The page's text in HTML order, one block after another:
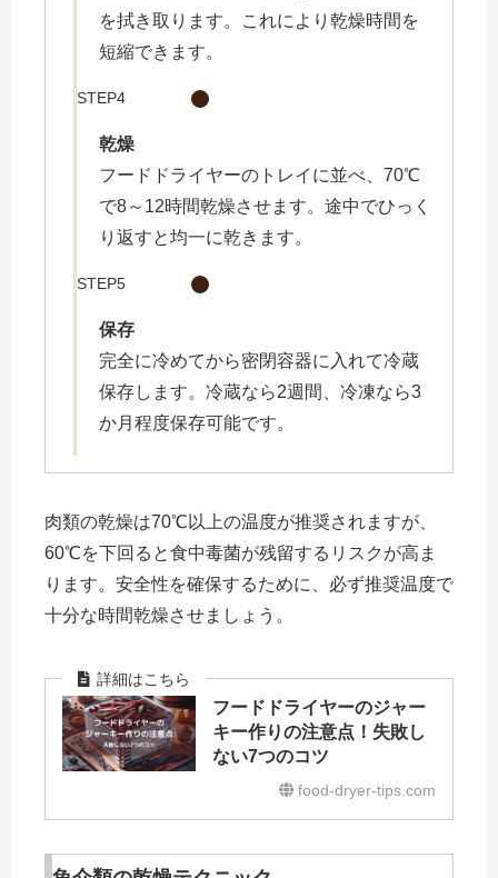
を拭き取ります。これにより乾燥時間を
短縮できます。
STEP4
乾燥
フードドライヤーのトレイに並べ、70℃
で8～12時間乾燥させます。途中でひっく
り返すと均一に乾きます。
STEP5
保存
完全に冷めてから密閉容器に入れて冷蔵
保存します。冷蔵なら2週間、冷凍なら3
か月程度保存可能です。
肉類の乾燥は70℃以上の温度が推奨されますが、
60℃を下回ると食中毒菌が残留するリスクが高ま
ります。安全性を確保するために、必ず推奨温度で
十分な時間乾燥させましょう。
フードドライヤーのジャー
キー作りの注意点！失敗し
ない7つのコツ
food-dryer-tips.com